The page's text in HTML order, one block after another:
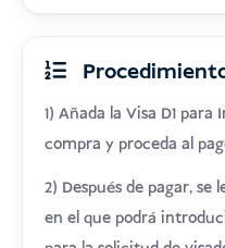
1) Añada la Visa D1 para
compra y proceda al
2) Después de pagar,
en el que podrá